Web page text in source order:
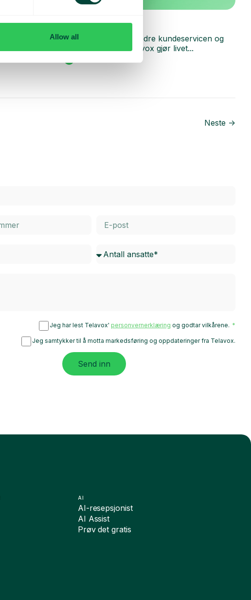
Allow all
Ønsker du hele tiden å forbedre kundeservicen og
arbeidsmetodene dine? Telavox gjør livet...
Neste ->
Jeg har lest Telavox' personvernerklæring og godtar vilkårene.
Jeg samtykker til å motta markedsføring og oppdateringer fra Telavox.
Send inn
AI
AI-resepsjonist
AI Assist
Prøv det gratis